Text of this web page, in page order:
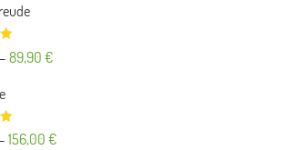
–89,90€
–156,00€